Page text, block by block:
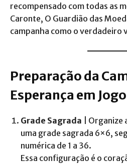
recompensado com todas as
Caronte, O Guardião das
campanha como o verdadeiro
Preparação da
Esperança em
Grade Sagrada |
uma grade sagrada 6×6,
numérica de 1 a 36.
Essa configuração é o